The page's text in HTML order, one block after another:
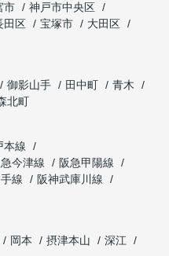
市
神戸市中央区
田区 宝塚市
大田区
御影山手 田中町
青木
北町
本線
今津線
阪急甲陽線
線
阪神武庫川線
岡本 摂津本山
深江